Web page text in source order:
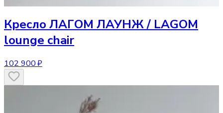
Кресло ЛАГОМ ЛАУНЖ / LAGOM
lounge chair
102 900 ₽